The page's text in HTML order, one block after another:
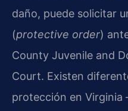
daño, puede solicitar
(protective order)
County Juvenile and
Court. Existen
protección en